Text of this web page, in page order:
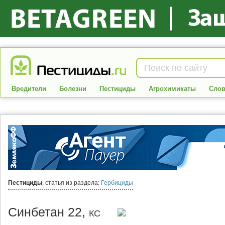
Вредители Болезни Пестициды Агрохимикаты
Пестициды, статья из раздела: Гербициды
Синбетан 22, КС